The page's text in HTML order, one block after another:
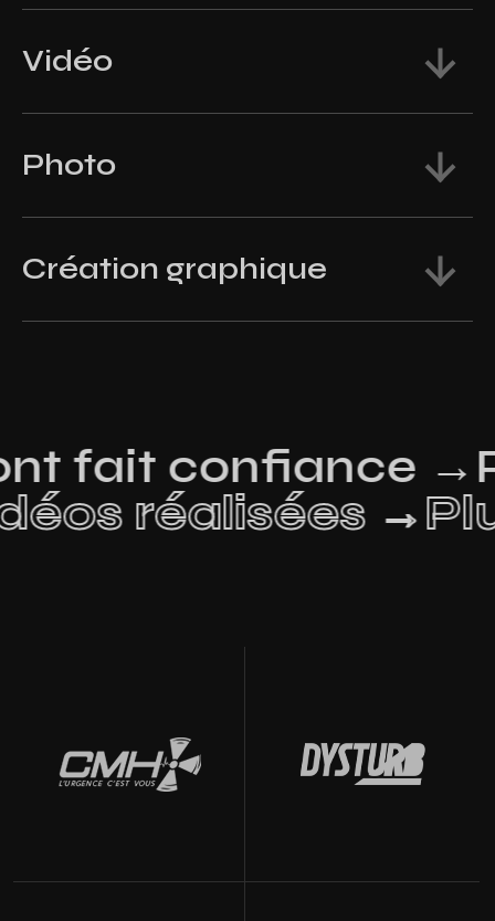
Vidéo
Photo
Création graphique
fait confiance →
réalisées →